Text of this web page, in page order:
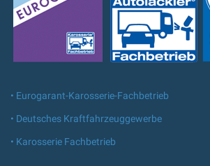
• Eurogarant-Karosserie-Fachbetrieb
• Deutsches Kraftfahrzeuggewerbe
• Karosserie Fachbetrieb